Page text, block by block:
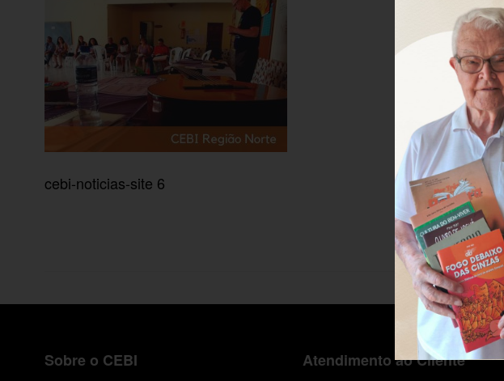
cebi-noticias-site 6
Sobre o CEBI Atendimento ao Cliente